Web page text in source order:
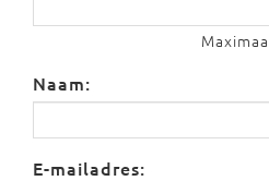
Naam:
E-mailadres: